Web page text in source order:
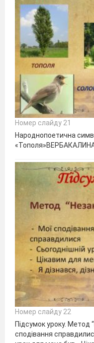
Номер слайду 21
Народнопоетична
Номер слайду 22
Підсумок уроку. Метод
сподівання